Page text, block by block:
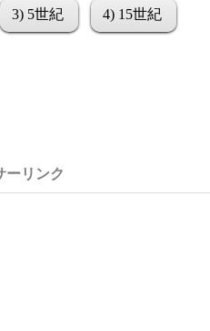
3) 5世紀 4) 15世紀